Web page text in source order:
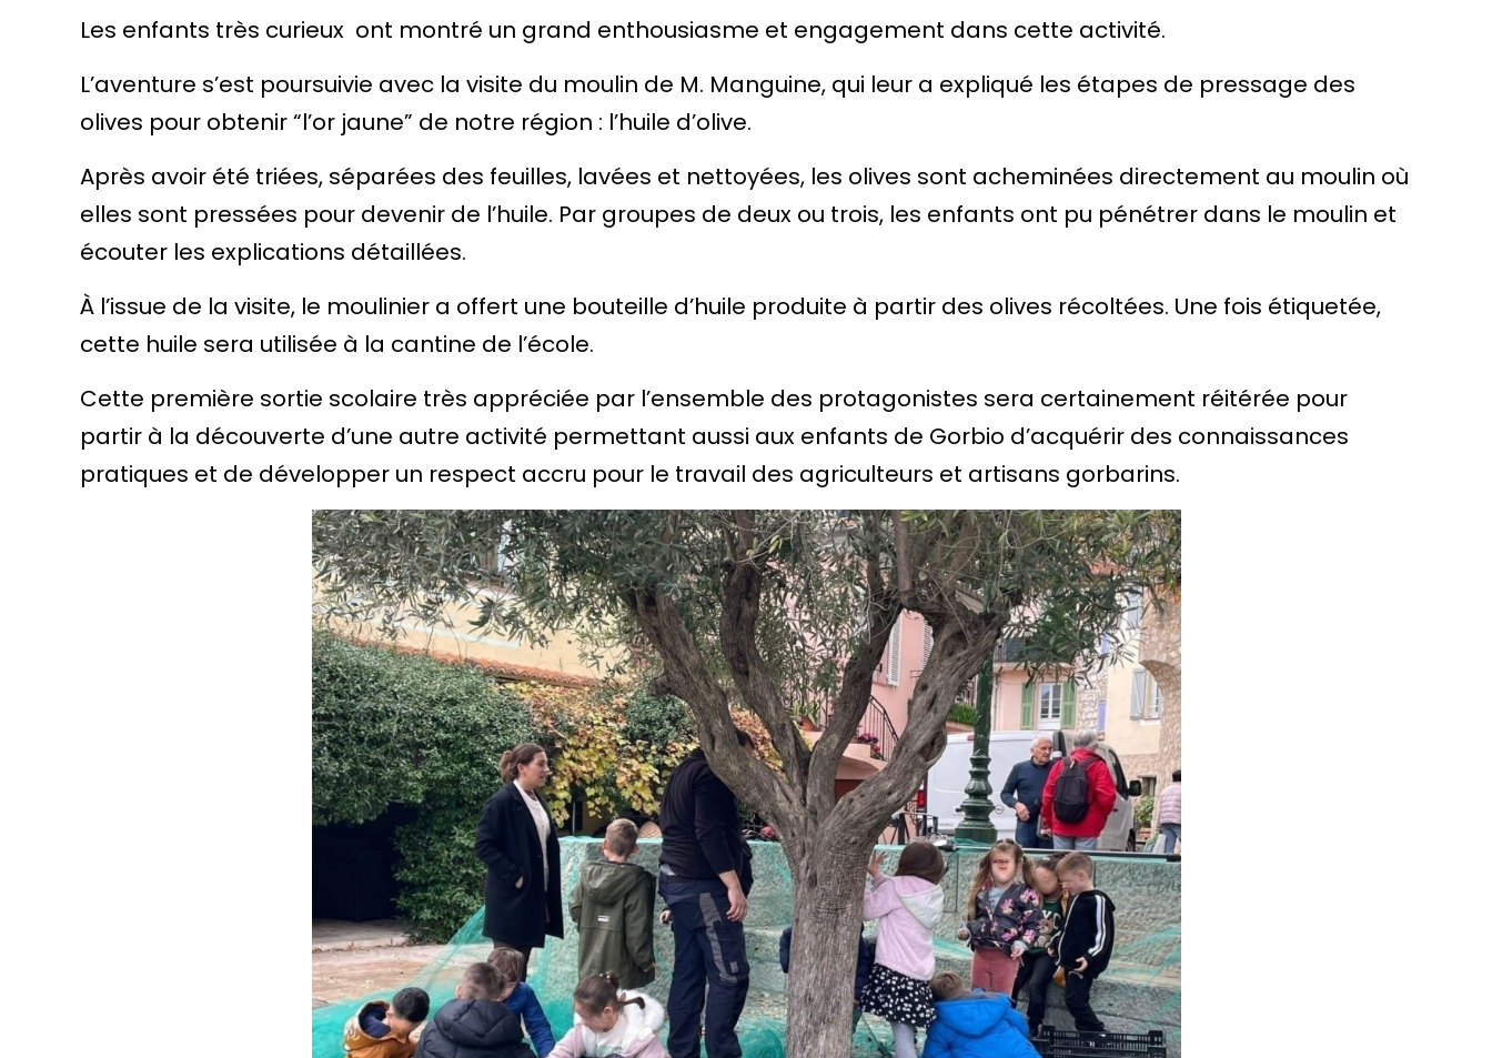
Les enfants très curieux ont montré un grand enthousiasme et engagement dans cette activité.
L’aventure s’est poursuivie avec la visite du moulin de M. Manguine, qui leur a expliqué les étapes de pressage des
olives pour obtenir “l’or jaune” de notre région : l’huile d’olive.
Après avoir été triées, séparées des feuilles, lavées et nettoyées, les olives sont acheminées directement au moulin où
elles sont pressées pour devenir de l’huile. Par groupes de deux ou trois, les enfants ont pu pénétrer dans le moulin et
écouter les explications détaillées.
À l’issue de la visite, le moulinier a offert une bouteille d’huile produite à partir des olives récoltées. Une fois étiquetée,
cette huile sera utilisée à la cantine de l’école.
Cette première sortie scolaire très appréciée par l’ensemble des protagonistes sera certainement réitérée pour
partir à la découverte d’une autre activité permettant aussi aux enfants de Gorbio d’acquérir des connaissances
pratiques et de développer un respect accru pour le travail des agriculteurs et artisans gorbarins.